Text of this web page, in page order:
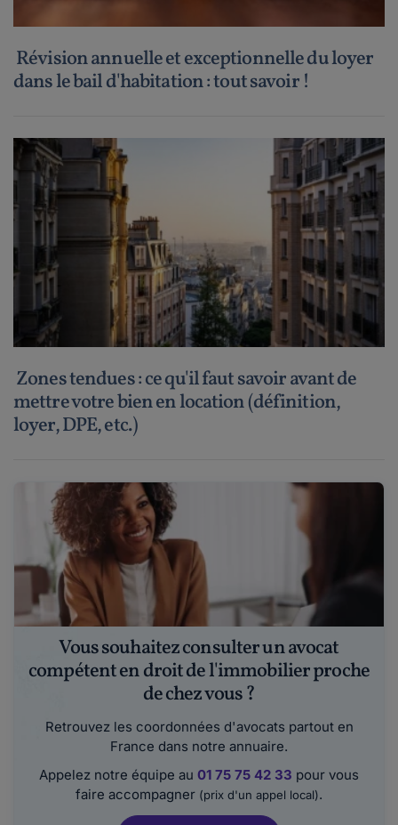
Révision annuelle et exceptionnelle du loyer
dans le bail d'habitation : tout savoir !
Zones tendues : ce qu'il faut savoir avant de
mettre votre bien en location (définition,
loyer, DPE, etc.)
Vous souhaitez consulter un avocat
compétent en droit de l'immobilier proche
de chez vous ?
Retrouvez les coordonnées d'avocats partout en
France dans notre annuaire.
Appelez notre équipe au 01 75 75 42 33 pour vous
faire accompagner (prix d'un appel local).